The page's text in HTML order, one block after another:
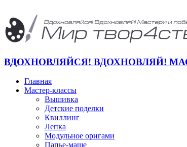
ВДОХНОВЛЯЙСЯ! ВДОХНОВЛЯЙ!
Главная
Мастер-классы
Вышивка
Детские поделки
Квиллинг
Лепка
Модульное оригами
Папье-маше